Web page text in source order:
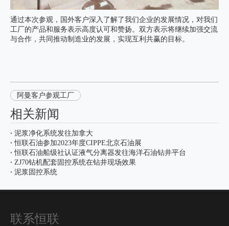
通过本次参观，国外客户深入了解了我们企业的发展情况，对我们
工厂的产品和服务表示高度认可和赞扬。双方表示将继续加强交流
与合作，共同推动制造业的发展，实现互利共赢的目标。
阿曼客户参观工厂
相关新闻
泥浆净化系统发往加拿大
恒联石油参加2023年度CIPPE北京石油展
恒联石油船级社认证液气分离器发往海洋石油钻井平台
ZJ70钻机配套固控系统在钻井现场效果
泥浆固控系统
联系恒联